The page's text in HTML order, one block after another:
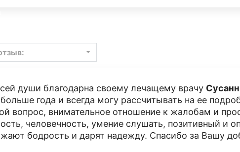
души благодарна своему лечащему врачу
года и всегда могу рассчитывать на ее
вопрос, внимательное отношение к жалобам и
человечность, умение слушать, позитивный и
бодрость и дарят надежду. Спасибо за Вашу